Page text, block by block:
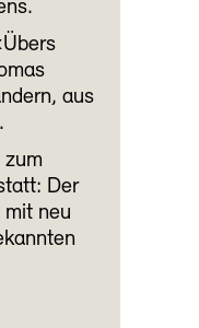
aus
Der
neu